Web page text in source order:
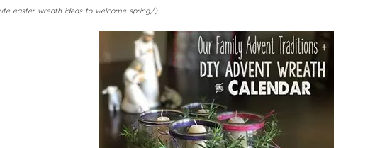
easter-wreath-ideas-to-welcome-spring/)